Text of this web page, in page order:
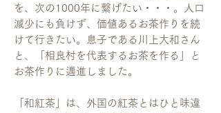
を、次の1000年に繋げたい・・・。人口
減少にも負けず、価値あるお茶作りを続
けて行きたい。息子である川上大和さん
と、「相良村を代表するお茶を作る」と
お茶作りに邁進しました。
「和紅茶」は、外国の紅茶とはひと味違